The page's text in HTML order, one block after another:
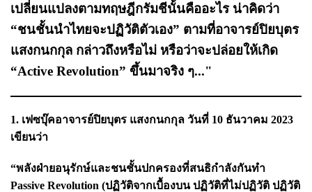
เปลี่ยนแปลงตามทฤษฎีกรัมชีนั้นคืออะไร น่าคิดว่า
“ชนชั้นนำไทยจะปฏิวัติตัวเอง” ตามที่อาจารย์ปิยบุตร
แสงกนกกุล กล่าวถึงหรือไม่ หรือว่าจะปล่อยให้เกิด
“Active Revolution” ขึ้นมาจริง ๆ..."
1. เฟซบุ๊คอาจารย์ปิยบุตร แสงกนกกุล วันที่ 10 ธันวาคม 2023
เขียนว่า
“พลังฝ่ายอนุรักษ์และชนชั้นปกครองที่สนธิกำลังกันทำ
Passive Revolution (ปฏิวัติจากเบื้องบน ปฏิวัติที่ไม่ปฏิวัติ ปฏิวัติ